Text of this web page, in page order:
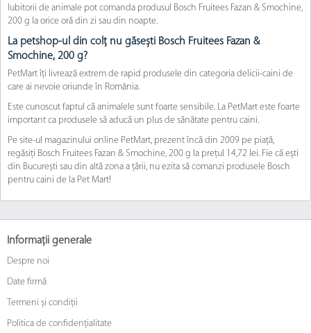
Iubitorii de animale pot comanda produsul Bosch Fruitees Fazan & Smochine,
200 g la orice oră din zi sau din noapte.
La petshop-ul din colț nu găsești Bosch Fruitees Fazan &
Smochine, 200 g?
PetMart îți livrează extrem de rapid produsele din categoria delicii-caini de
care ai nevoie oriunde în România.
Este cunoscut faptul că animalele sunt foarte sensibile. La PetMart este foarte
important ca produsele să aducă un plus de sănătate pentru caini.
Pe site-ul magazinului online PetMart, prezent încă din 2009 pe piață,
regăsiți Bosch Fruitees Fazan & Smochine, 200 g la prețul 14,72 lei. Fie că ești
din București sau din altă zona a țării, nu ezita să comanzi produsele Bosch
pentru caini de la Pet Mart!
Informații generale
Despre noi
Date firmă
Termeni și condiții
Politica de confidențialitate